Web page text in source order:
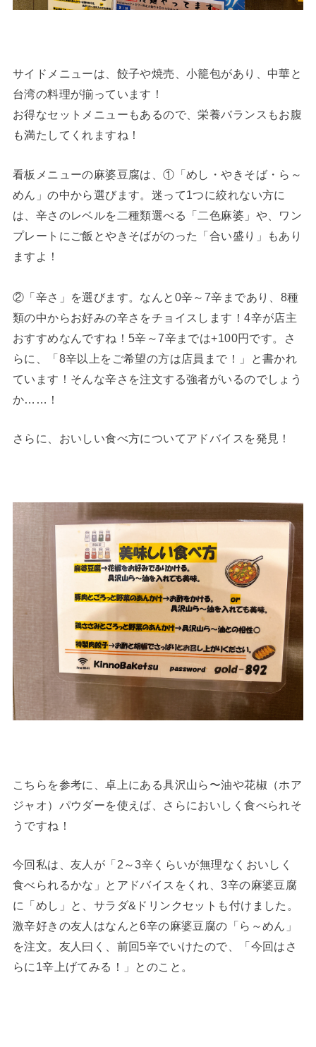
サイドメニューは、餃子や焼売、小籠包があり、中華と
台湾の料理が揃っています！
お得なセットメニューもあるので、栄養バランスもお腹
も満たしてくれますね！
看板メニューの麻婆豆腐は、①「めし・やきそば・ら～
めん」の中から選びます。迷って1つに絞れない方に
は、辛さのレベルを二種類選べる「二色麻婆」や、ワン
プレートにご飯とやきそばがのった「合い盛り」もあり
ますよ！
②「辛さ」を選びます。なんと0辛～7辛まであり、8種
類の中からお好みの辛さをチョイスします！4辛が店主
おすすめなんですね！5辛～7辛までは+100円です。さ
らに、「8辛以上をご希望の方は店員まで！」と書かれ
ています！そんな辛さを注文する強者がいるのでしょう
か……！
さらに、おいしい食べ方についてアドバイスを発見！
こちらを参考に、卓上にある具沢山ら〜油や花椒（ホア
ジャオ）パウダーを使えば、さらにおいしく食べられそ
うですね！
今回私は、友人が「2～3辛くらいが無理なくおいしく
食べられるかな」とアドバイスをくれ、3辛の麻婆豆腐
に「めし」と、サラダ&ドリンクセットも付けました。
激辛好きの友人はなんと6辛の麻婆豆腐の「ら～めん」
を注文。友人曰く、前回5辛でいけたので、「今回はさ
らに1辛上げてみる！」とのこと。